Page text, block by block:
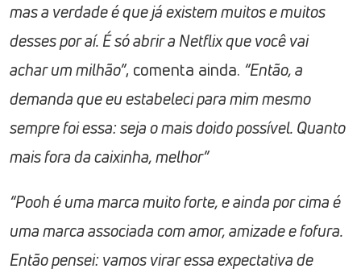
mas a verdade é que já existem muitos e muitos
desses por aí. É só abrir a Netflix que você vai
achar um milhão”, comenta ainda. “Então, a
demanda que eu estabeleci para mim mesmo
sempre foi essa: seja o mais doido possível. Quanto
mais fora da caixinha, melhor”
“Pooh é uma marca muito forte, e ainda por cima é
uma marca associada com amor, amizade e fofura.
Então pensei: vamos virar essa expectativa de